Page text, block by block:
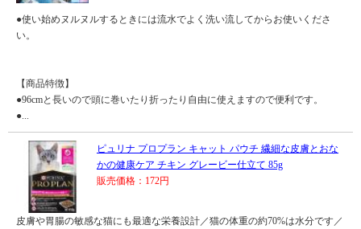
●使い始めヌルヌルするときには流水でよく洗い流してからお使いくださ
い。
【商品特徴】
●96cmと長いので頭に巻いたり折ったり自由に使えますので便利です。
●...
ピュリナ プロプラン キャット パウチ 繊細な皮膚とおな
かの健康ケア チキン グレービー仕立て 85g
販売価格：172円
皮膚や胃腸の敏感な猫にも最適な栄養設計／猫の体重の約70%は水分です／